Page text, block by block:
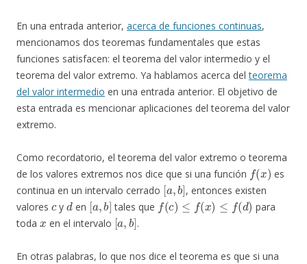
En una entrada anterior, acerca de funciones continuas,
mencionamos dos teoremas fundamentales que estas
funciones satisfacen: el teorema del valor intermedio y el
teorema del valor extremo. Ya hablamos acerca delteorema
del valor intermedio en una entrada anterior. El objetivo de
esta entrada es mencionar aplicaciones del teorema del valor
extremo.
Como recordatorio, el teorema del valor extremo o teorema
de los valores extremos nos dice que si una función
f(x)
es
continua en un intervalo cerrado
[a,b]
, entonces existen
valores
c
y
d
en
[a,b]
tales que
f(c)≤f( x)≤f(d)
para
toda
x
en el intervalo
[a,b]
.
En otras palabras, lo que nos dice el teorema es que si una